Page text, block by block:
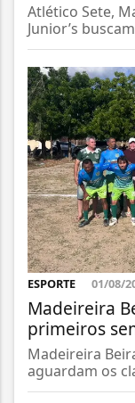
Atlético Sete,
Junior’s
ESPORTE 01/08/
Madeireira
primeiros
Madeireira
aguardam os